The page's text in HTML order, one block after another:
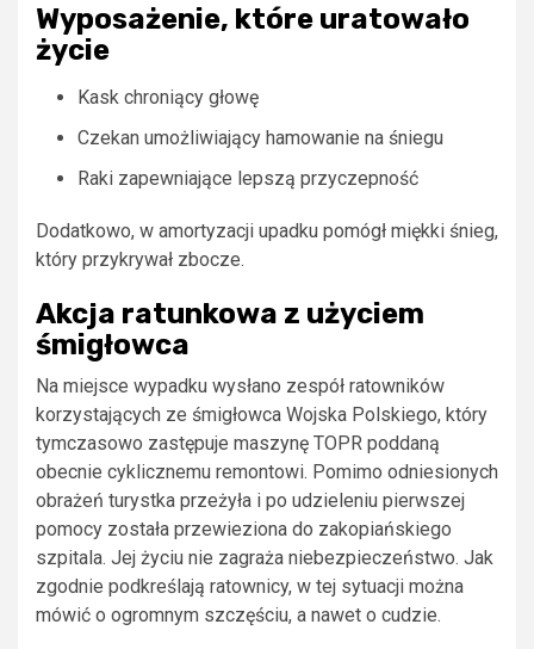
Wyposażenie, które uratowało
życie
Kask chroniący głowę
Czekan umożliwiający hamowanie na śniegu
Raki zapewniające lepszą przyczepność
Dodatkowo, w amortyzacji upadku pomógł miękki śnieg,
który przykrywał zbocze.
Akcja ratunkowa z użyciem
śmigłowca
Na miejsce wypadku wysłano zespół ratowników
korzystających ze śmigłowca Wojska Polskiego, który
tymczasowo zastępuje maszynę TOPR poddaną
obecnie cyklicznemu remontowi. Pomimo odniesionych
obrażeń turystka przeżyła i po udzieleniu pierwszej
pomocy została przewieziona do zakopiańskiego
szpitala. Jej życiu nie zagraża niebezpieczeństwo. Jak
zgodnie podkreślają ratownicy, w tej sytuacji można
mówić o ogromnym szczęściu, a nawet o cudzie.